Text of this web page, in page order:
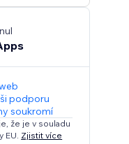
podporu
soukromí
že je v souladu
Zjistit více